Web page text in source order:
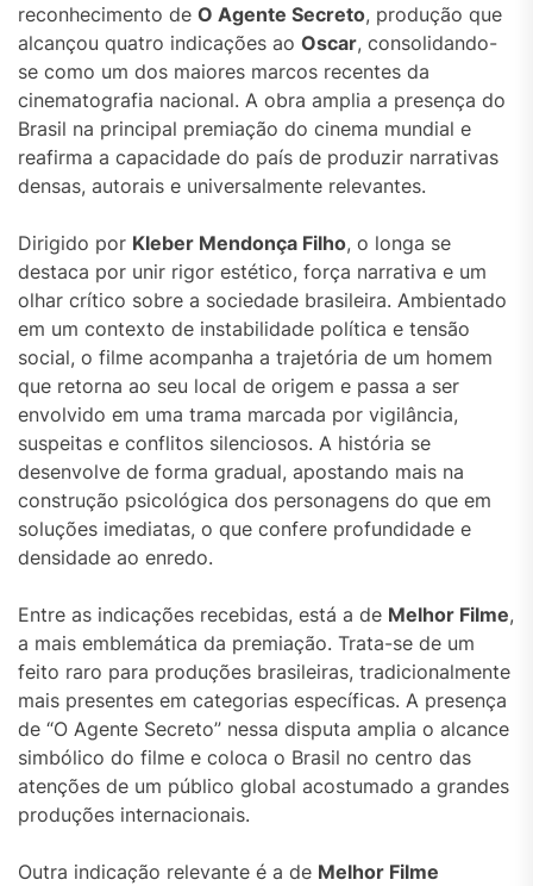
reconhecimento de O Agente Secreto, produção que
alcançou quatro indicações ao Oscar, consolidando-
se como um dos maiores marcos recentes da
cinematografia nacional. A obra amplia a presença do
Brasil na principal premiação do cinema mundial e
reafirma a capacidade do país de produzir narrativas
densas, autorais e universalmente relevantes.
Dirigido por Kleber Mendonça Filho, o longa se
destaca por unir rigor estético, força narrativa e um
olhar crítico sobre a sociedade brasileira. Ambientado
em um contexto de instabilidade política e tensão
social, o filme acompanha a trajetória de um homem
que retorna ao seu local de origem e passa a ser
envolvido em uma trama marcada por vigilância,
suspeitas e conflitos silenciosos. A história se
desenvolve de forma gradual, apostando mais na
construção psicológica dos personagens do que em
soluções imediatas, o que confere profundidade e
densidade ao enredo.
Entre as indicações recebidas, está a de Melhor Filme,
a mais emblemática da premiação. Trata-se de um
feito raro para produções brasileiras, tradicionalmente
mais presentes em categorias específicas. A presença
de “O Agente Secreto” nessa disputa amplia o alcance
simbólico do filme e coloca o Brasil no centro das
atenções de um público global acostumado a grandes
produções internacionais.
Outra indicação relevante é a de Melhor Filme